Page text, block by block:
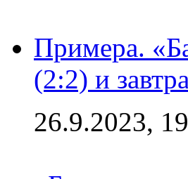
Примера.
(2:2) и
26.9.2023,